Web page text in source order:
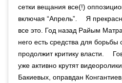
сетки вещания все(!)
включая “Апрель”. ⠀ Я
все это. Год назад Райым
него есть средства для
продолжит критику власти. ⠀
уже активно крутят
Бакиевых, оправдан